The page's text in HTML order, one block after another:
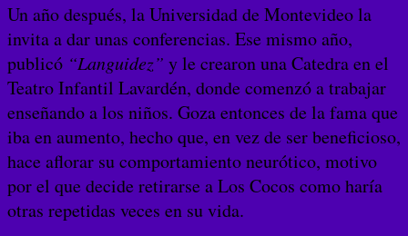
Un año después, la Universidad de Montevideo la
invita a dar unas conferencias. Ese mismo año,
publicó “Languidez” y le crearon una Catedra en el
Teatro Infantil Lavardén, donde comenzó a trabajar
enseñando a los niños. Goza entonces de la fama que
iba en aumento, hecho que, en vez de ser beneficioso,
hace aflorar su comportamiento neurótico, motivo
por el que decide retirarse a Los Cocos como haría
otras repetidas veces en su vida.